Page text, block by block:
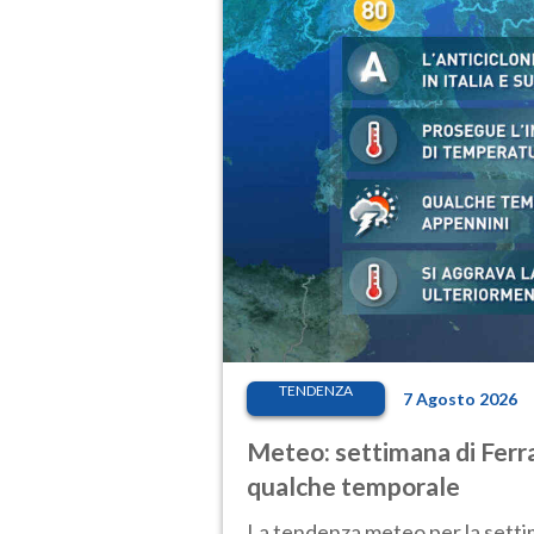
TENDENZA 7 Agosto 2026
Meteo: settimana di
qualche temporale